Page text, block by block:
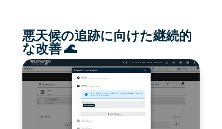
悪天候の追跡に向けた継続的
な改善 🌊